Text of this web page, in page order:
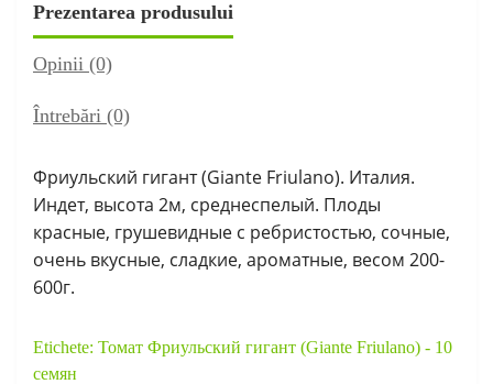
Prezentarea produsului
Opinii (0)
Întrebări (0)
Фриульский гигант (Giante Friulano). Италия.
Индет, высота 2м, среднеспелый. Плоды
красные, грушевидные с ребристостью, сочные,
очень вкусные, сладкие, ароматные, весом 200-
600г.
Etichete: Томат Фриульский гигант (Giante Friulano) - 10
семян